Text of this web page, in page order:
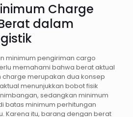
Charge
dalam
minimum pengiriman cargo
memahami bahwa berat aktual
merupakan dua konsep
menunjukkan bobot fisik
sedangkan minimum
batas minimum perhitungan
Karena itu, barang dengan berat